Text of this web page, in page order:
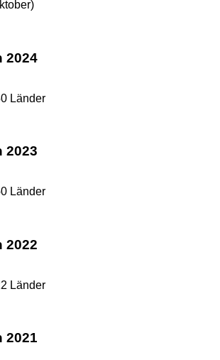
2024
Länder
2023
Länder
2022
Länder
2021